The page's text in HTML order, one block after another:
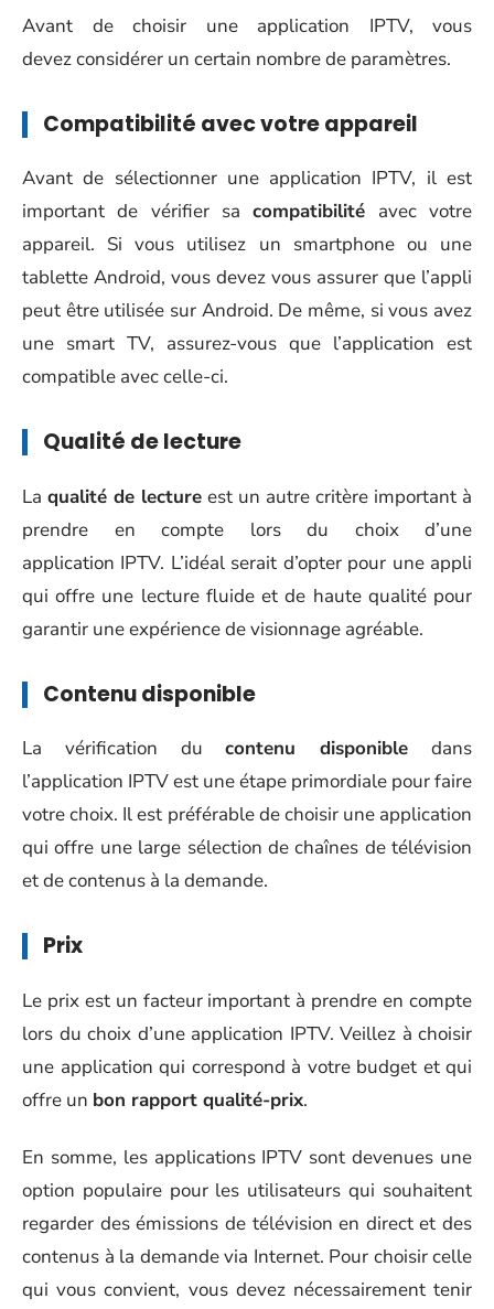
Avant de choisir une application IPTV, vous
devez considérer un certain nombre de paramètres.
Compatibilité avec votre appareil
Avant de sélectionner une application IPTV, il est
important de vérifier sacompatibilité avec votre
appareil. Si vous utilisez un smartphone ou une
tablette Android, vous devez vous assurer que l’appli
peut être utilisée sur Android. De même, si vous avez
une smart TV, assurez-vous que l’application est
compatible avec celle-ci.
Qualité de lecture
La qualité de lecture est un autre critère important à
prendre en compte lors du choix d’une
application IPTV. L’idéal serait d’opter pour une appli
qui offre une lecture fluide et de haute qualité pour
garantir une expérience de visionnage agréable.
Contenu disponible
La vérification ducontenu disponible dans
l’application IPTV est une étape primordiale pour faire
votre choix. Il est préférable de choisir une application
qui offre une large sélection de chaînes de télévision
et de contenus à la demande.
Prix
Le prix est un facteur important à prendre en compte
lors du choix d’une application IPTV. Veillez à choisir
une application qui correspond à votre budget et qui
offre un bon rapport qualité-prix.
En somme, les applications IPTV sont devenues une
option populaire pour les utilisateurs qui souhaitent
regarder des émissions de télévision en direct et des
contenus à la demande via Internet. Pour choisir celle
qui vous convient, vous devez nécessairement tenir